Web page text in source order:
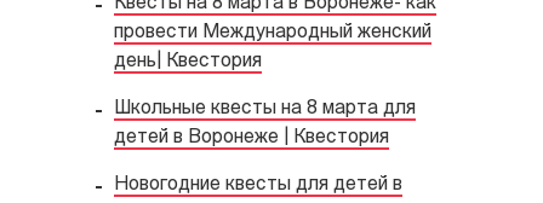
провести Международный женский
день| Квестория
Школьные квесты на 8 марта для
детей в Воронеже | Квестория
Новогодние квесты для детей в